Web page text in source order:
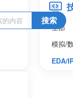
搜索
全部
模拟/
EDA/